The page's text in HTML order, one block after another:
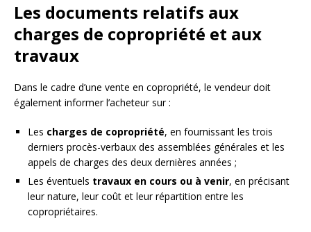
Les documents relatifs aux
charges de copropriété et aux
travaux
Dans le cadre d’une vente en copropriété, le vendeur doit
également informer l’acheteur sur :
Les charges de copropriété, en fournissant les trois
derniers procès-verbaux des assemblées générales et les
appels de charges des deux dernières années ;
Les éventuels travaux en cours ou à venir, en précisant
leur nature, leur coût et leur répartition entre les
copropriétaires.